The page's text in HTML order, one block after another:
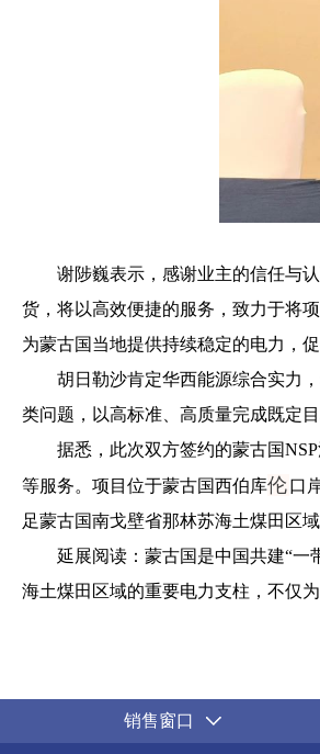
谢陟巍表示，感谢业主的信任与
货，将以高效便捷的服务，致力于将
为蒙古国当地提供持续稳定的电力，
胡日勒沙肯定华西能源综合实力
类问题，以高标准、高质量完成既定
据悉，此次双方签约的蒙古国
等服务。项目位于蒙古国西伯库伦口
足蒙古国南戈壁省那林苏海土煤田区
延展阅读：蒙古国是中国共建“一
海土煤田区域的重要电力支柱，不仅
销售窗口